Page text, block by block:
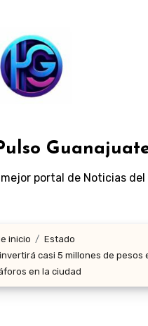
mejor portal de Noticias del
inicio
Estado
casi 5 millones de pesos
en la ciudad